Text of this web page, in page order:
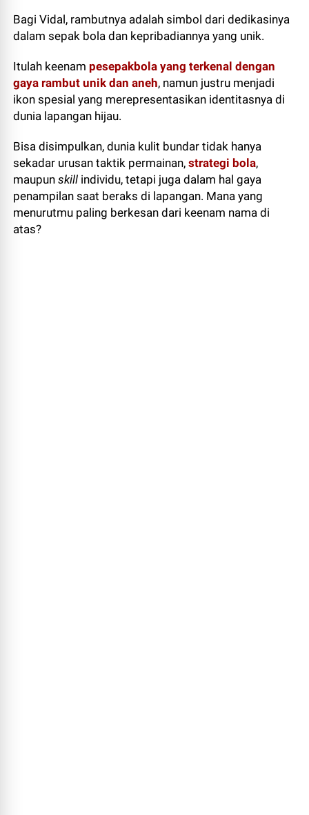
Bagi Vidal, rambutnya adalah simbol dari dedikasinya
dalam sepak bola dan kepribadiannya yang unik.
Itulah keenam pesepakbola yang terkenal dengan
gaya rambut unik dan aneh, namun justru menjadi
ikon spesial yang merepresentasikan identitasnya di
dunia lapangan hijau.
Bisa disimpulkan, dunia kulit bundar tidak hanya
sekadar urusan taktik permainan,strategi bola,
maupunskill individu, tetapi juga dalam hal gaya
penampilan saat beraks di lapangan. Mana yang
menurutmu paling berkesan dari keenam nama di
atas?